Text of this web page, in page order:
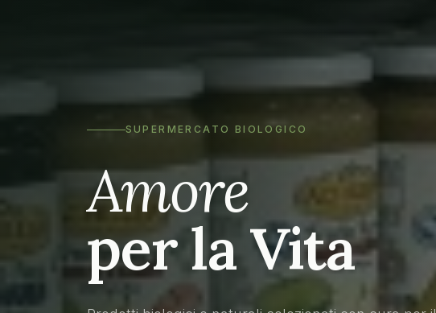
SUPERMERCATO BIOLOGICO
Amore
per la Vita